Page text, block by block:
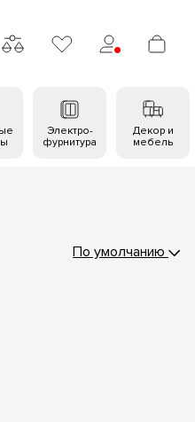
Электро-
фурнитура
Декор и
мебель
По умолчанию